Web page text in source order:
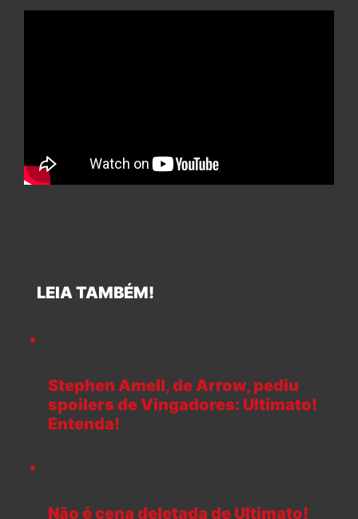
LEIA TAMBÉM!
Stephen Amell, de Arrow, pediu
spoilers de Vingadores: Ultimato!
Entenda!
Não é cena deletada de Ultimato!